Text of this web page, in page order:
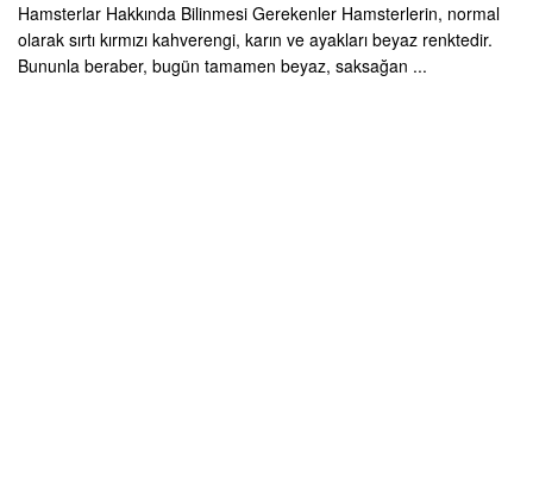
Hamsterlar Hakkında Bilinmesi Gerekenler Hamsterlerin, normal
olarak sırtı kırmızı kahverengi, karın ve ayakları beyaz renktedir.
Bununla beraber, bugün tamamen beyaz, saksağan ...